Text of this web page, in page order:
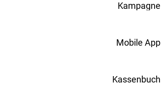
Kampagne
Mobile App
Kassenbuch